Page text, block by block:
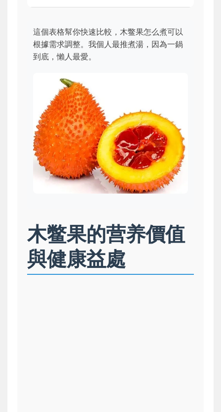
這個表格幫你快速比較，木鳖果怎么煮可以
根據需求調整。我個人最推煮湯，因為一鍋
到底，懶人最愛。
木鳖果的营养價值
與健康益處